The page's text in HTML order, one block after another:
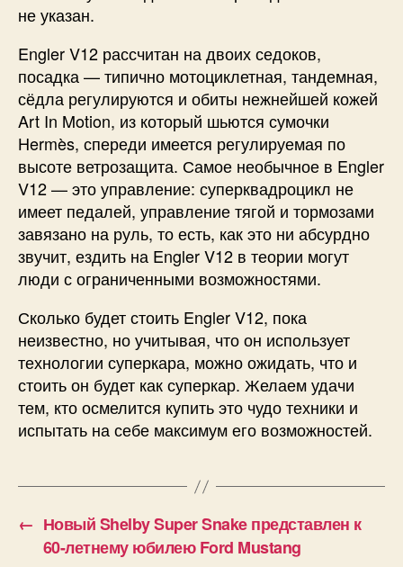
не указан.
Engler V12 рассчитан на двоих седоков,
посадка — типично мотоциклетная, тандемная,
сёдла регулируются и обиты нежнейшей кожей
Art In Motion, из который шьются сумочки
Hermès, спереди имеется регулируемая по
высоте ветрозащита. Самое необычное в Engler
V12 — это управление: суперквадроцикл не
имеет педалей, управление тягой и тормозами
завязано на руль, то есть, как это ни абсурдно
звучит, ездить на Engler V12 в теории могут
люди с ограниченными возможностями.
Сколько будет стоить Engler V12, пока
неизвестно, но учитывая, что он использует
технологии суперкара, можно ожидать, что и
стоить он будет как суперкар. Желаем удачи
тем, кто осмелится купить это чудо техники и
испытать на себе максимум его возможностей.
← Новый Shelby Super Snake представлен к
60-летнему юбилею Ford Mustang